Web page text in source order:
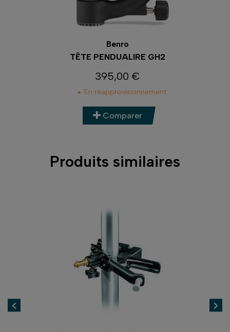
Benro
TÊTE PENDUALIRE GH2
Prix
395,00 €
En réapprovisionnement
Comparer
Produits similaires